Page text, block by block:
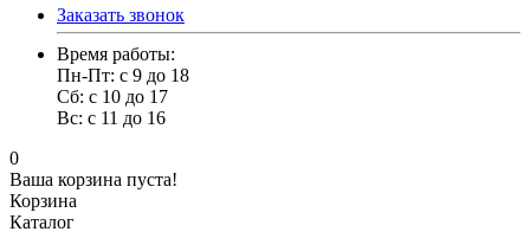
Заказать звонок
Время работы:
Пн-Пт: с 9 до 18
Сб: с 10 до 17
Вс: с 11 до 16
0
Ваша корзина пуста!
Корзина
Каталог